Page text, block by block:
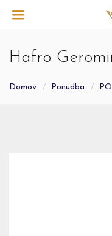
Hafro
Domov Ponudba